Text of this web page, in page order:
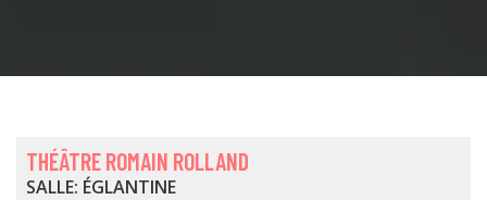
THÉÂTRE ROMAIN ROLLAND
SALLE: ÉGLANTINE